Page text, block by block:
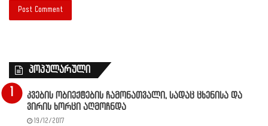
პოპულარული
კვების ობიექტების ჩამონათვალი, სადაც ცხენისა და
ვირის ხორცი აღმოჩნდა
19/12/2017